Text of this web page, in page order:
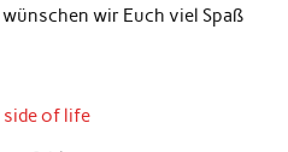
wir Euch viel Spaß
of life